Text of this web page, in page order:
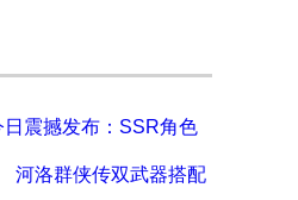
震撼发布：SSR角色
河洛群侠传双武器搭配